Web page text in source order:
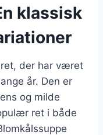
klassisk
ret, der har været
år. Den er
og milde
ret i både